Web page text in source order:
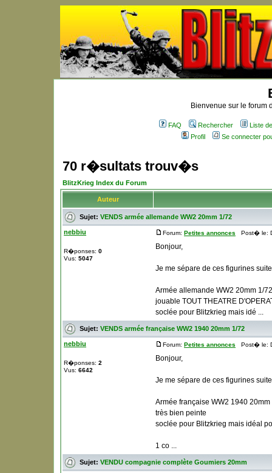
Bienvenue sur le forum
FAQ Rechercher
Liste
Profil
Se connecter
70 r�sultats trouv�s
BlitzKrieg Index du Forum
Auteur
Sujet: VENDS armée allemande WW2 20mm 1/72
nebbiu
R�ponses: 0
Vus: 5047
Forum: Petites annonces Post� le:
Bonjour,
Je me sépare de ces figurines
Armée allemande WW2 20mm 1/
jouable TOUT THEATRE
soclée pour Blitzkrieg mais idé ...
Sujet: VENDS armée française WW2 1940 20mm 1/72
nebbiu
R�ponses: 2
Vus: 6642
Forum: Petites annonces Post� le:
Bonjour,
Je me sépare de ces figurines
Armée française WW2 1940 20mm
très bien peinte
soclée pour Blitzkrieg mais idéal
1 co ...
Sujet: VENDU compagnie complète Goumiers 20mm